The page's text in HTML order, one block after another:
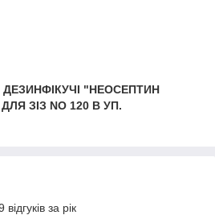
ДЕЗИНФІКУЧІ "НЕОСЕПТИН
ЗІЗ NO 120 В УП.
за рік